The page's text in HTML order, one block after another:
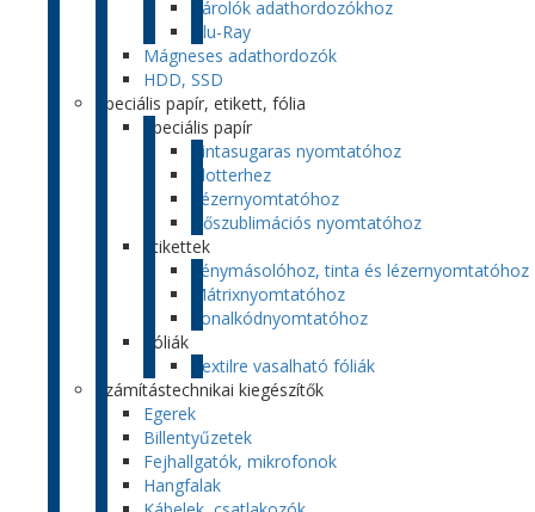
Tárolók adathordozókhoz
Blu-Ray
Mágneses adathordozók
HDD, SSD
Speciális papír, etikett, fólia
Speciális papír
Tintasugaras nyomtatóhoz
Plotterhez
Lézernyomtatóhoz
Hőszublimációs nyomtatóhoz
Etikettek
Fénymásolóhoz, tinta és lézernyomtatóhoz
Mátrixnyomtatóhoz
Vonalkódnyomtatóhoz
Fóliák
Textilre vasalható fóliák
Számítástechnikai kiegészítők
Egerek
Billentyűzetek
Fejhallgatók, mikrofonok
Hangfalak